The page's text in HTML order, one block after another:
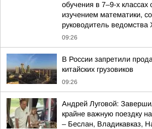
обучения в 7–9-х классах
изучением математики,
руководитель
09:26
В России запретили
китайских грузовиков
09:26
Андрей Луговой:
крайне важную поездку
– Беслан, Владикавказ,